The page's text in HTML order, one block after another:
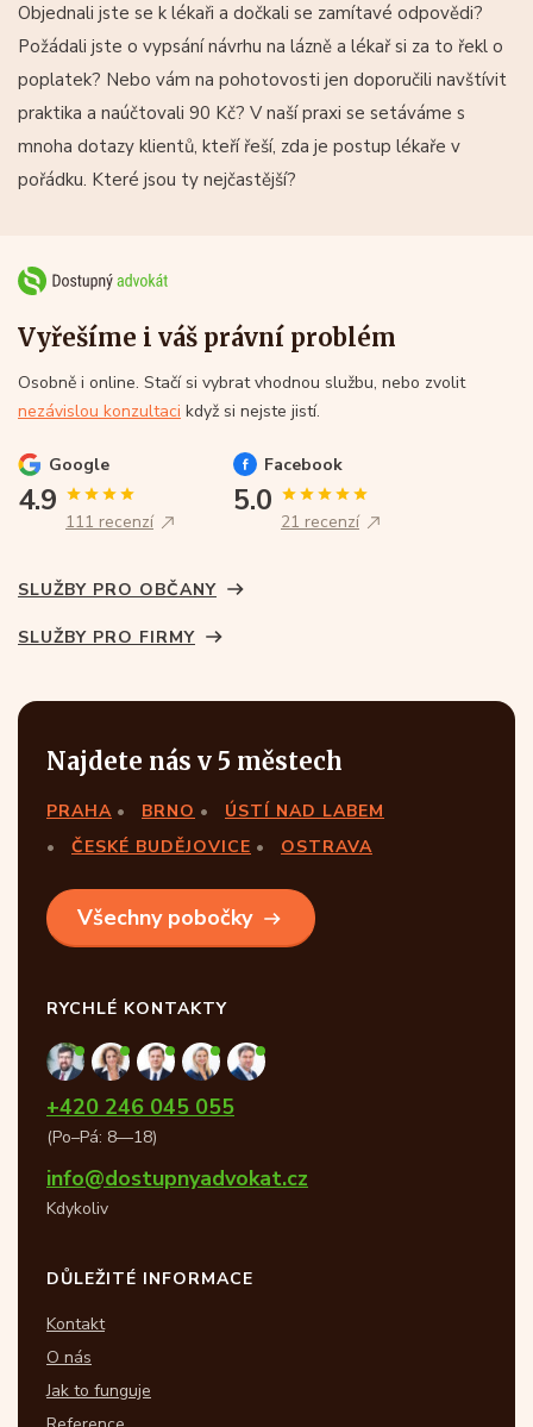
Objednali jste se k lékaři a dočkali se zamítavé odpovědi?
Požádali jste o vypsání návrhu na lázně a lékař si za to řekl o
poplatek? Nebo vám na pohotovosti jen doporučili navštívit
praktika a naúčtovali 90 Kč? V naší praxi se setáváme s
mnoha dotazy klientů, kteří řeší, zda je postup lékaře v
pořádku. Které jsou ty nejčastější?
Vyřešíme i váš právní problém
Osobně i online. Stačí si vybrat vhodnou službu, nebo zvolit
nezávislou konzultaci když si nejste jistí.
Google
4.9
111 recenzí
Facebook
5.0
21 recenzí
SLUŽBY PRO OBČANY
SLUŽBY PRO FIRMY
Najdete nás v 5 městech
PRAHA BRNO
ÚSTÍ NAD LABEM
ČESKÉ BUDĚJOVICE
OSTRAVA
Všechny pobočky
RYCHLÉ KONTAKTY
+420 246 045 055
(Po–Pá: 8—18)
info@dostupnyadvokat.cz
Kdykoliv
DŮLEŽITÉ INFORMACE
Kontakt
O nás
Jak to funguje